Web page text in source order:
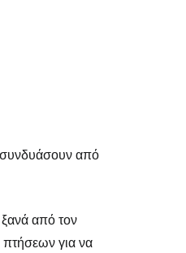
συνδυάσουν από
από τον
πτήσεων για να